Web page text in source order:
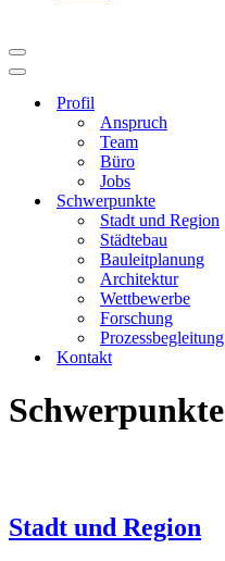
Navigationsmenü
Navigationsmenü
Profil
Anspruch
Team
Büro
Jobs
Schwerpunkte
Stadt und Region
Städtebau
Bauleitplanung
Architektur
Wettbewerbe
Forschung
Prozessbegleitung
Kontakt
Schwerpunkte
Stadt und Region